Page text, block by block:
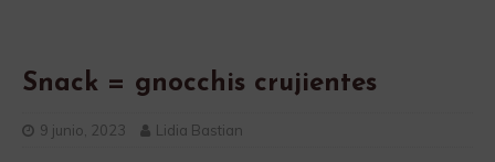
Snack = gnocchis crujientes
9 junio, 2023 Lidia Bastian